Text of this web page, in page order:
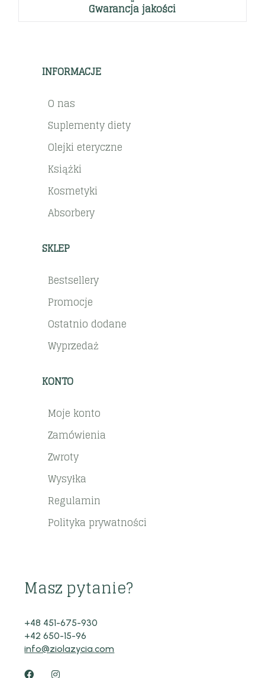
Gwarancja jakości
INFORMACJE
O nas
Suplementy diety
Olejki eteryczne
Książki
Kosmetyki
Absorbery
SKLEP
Bestsellery
Promocje
Ostatnio dodane
Wyprzedaż
KONTO
Moje konto
Zamówienia
Zwroty
Wysyłka
Regulamin
Polityka prywatności
Masz pytanie?
+48 451-675-930
+42 650-15-96
info@ziolazycia.com